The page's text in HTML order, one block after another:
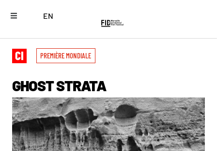
EN
PREMIÈRE MONDIALE
GHOST STRATA